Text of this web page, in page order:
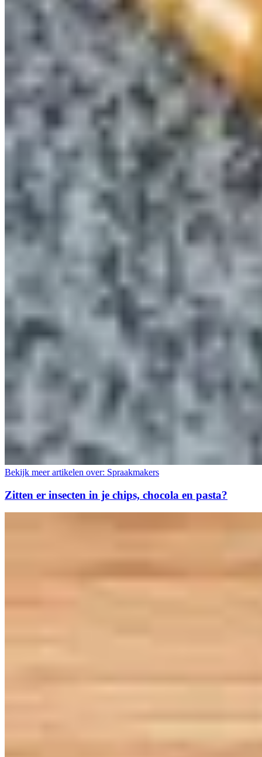
Bekijk meer artikelen over: Spraakmakers
Zitten er insecten in je chips, chocola en pasta?